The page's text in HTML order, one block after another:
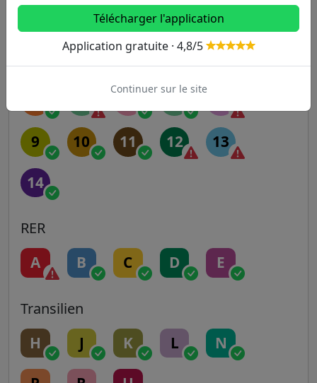
2 3
9 10 11 12 13
14
RER
A B C D E
Transilien
H J K L N
Télécharger l'application
Application gratuite · 4,8/5
Continuer sur le site